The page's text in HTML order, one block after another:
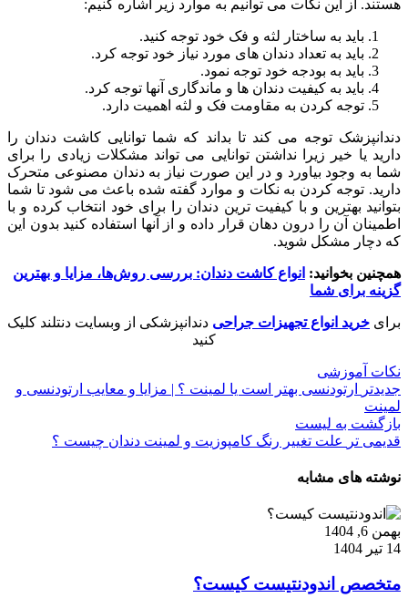
هستند. از این نکات می توانیم به موارد زیر اشاره کنیم:
باید به ساختار لثه و فک خود توجه کنید.
باید به تعداد دندان های مورد نیاز خود توجه کرد.
باید به بودجه خود توجه نمود.
باید به کیفیت دندان ها و ماندگاری آنها توجه کرد.
توجه کردن به مقاومت فک و لثه اهمیت دارد.
دندانپزشک توجه می کند تا بداند که شما توانایی کاشت دندان را
دارید یا خیر زیرا نداشتن توانایی می تواند مشکلات زیادی را برای
شما به وجود بیاورد و در این صورت نیاز به دندان مصنوعی متحرک
دارید. توجه کردن به نکات و موارد گفته شده باعث می شود تا شما
بتوانید بهترین و با کیفیت ترین دندان را برای خود انتخاب کرده و با
اطمینان آن را درون دهان قرار داده و از آنها استفاده کنید بدون این
که دچار مشکل شوید.
همچنین بخوانید: انواع کاشت دندان: بررسی روش‌ها، مزایا و بهترین
گزینه برای شما
برای خرید انواع تجهیزات جراحی دندانپزشکی از وبسایت دنتلند کلیک
کنید
نکات آموزشی
جدیدتر
ارتودنسی بهتر است یا لمینت ؟ | مزایا و معایب ارتودنسی و
لمینت
بازگشت به لیست
قدیمی تر
علت تغییر رنگ کامپوزیت و لمینت دندان چیست ؟
نوشته های مشابه
بهمن 6, 1404
14 تیر 1404
متخصص اندودنتیست کیست؟